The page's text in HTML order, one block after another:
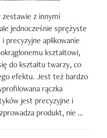
zestawie z innymi
jednocześnie sprężyste
precyzyjne aplikowanie
kształtowi,
do kształtu twarzy, co
efektu. Jest też bardzo
rączka
jest precyzyjne i
produkt, nie